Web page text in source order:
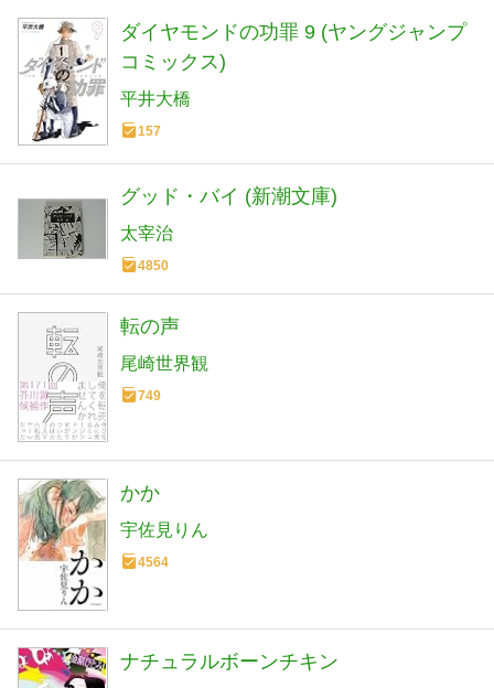
ダイヤモンドの功罪 9 (ヤングジャンプ
コミックス)
平井大橋
157
グッド・バイ (新潮文庫)
太宰治
4850
転の声
尾崎世界観
749
かか
宇佐見りん
4564
ナチュラルボーンチキン